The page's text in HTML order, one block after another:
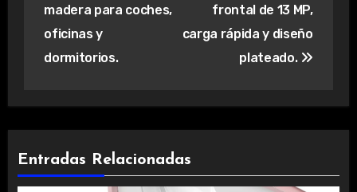
madera para coches,
oficinas y
dormitorios.
frontal de 13 MP,
carga rápida y diseño
plateado.
Entradas Relacionadas